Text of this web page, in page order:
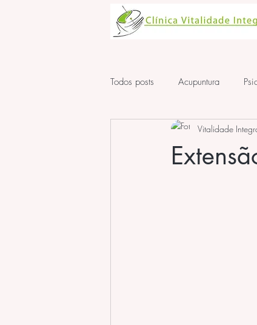
Todos posts Acupuntura
Aula de AcupunturaVitalidade